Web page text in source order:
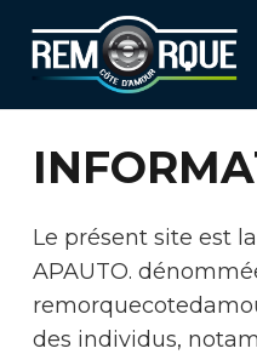
Le présent site est
APAUTO.
des individus,